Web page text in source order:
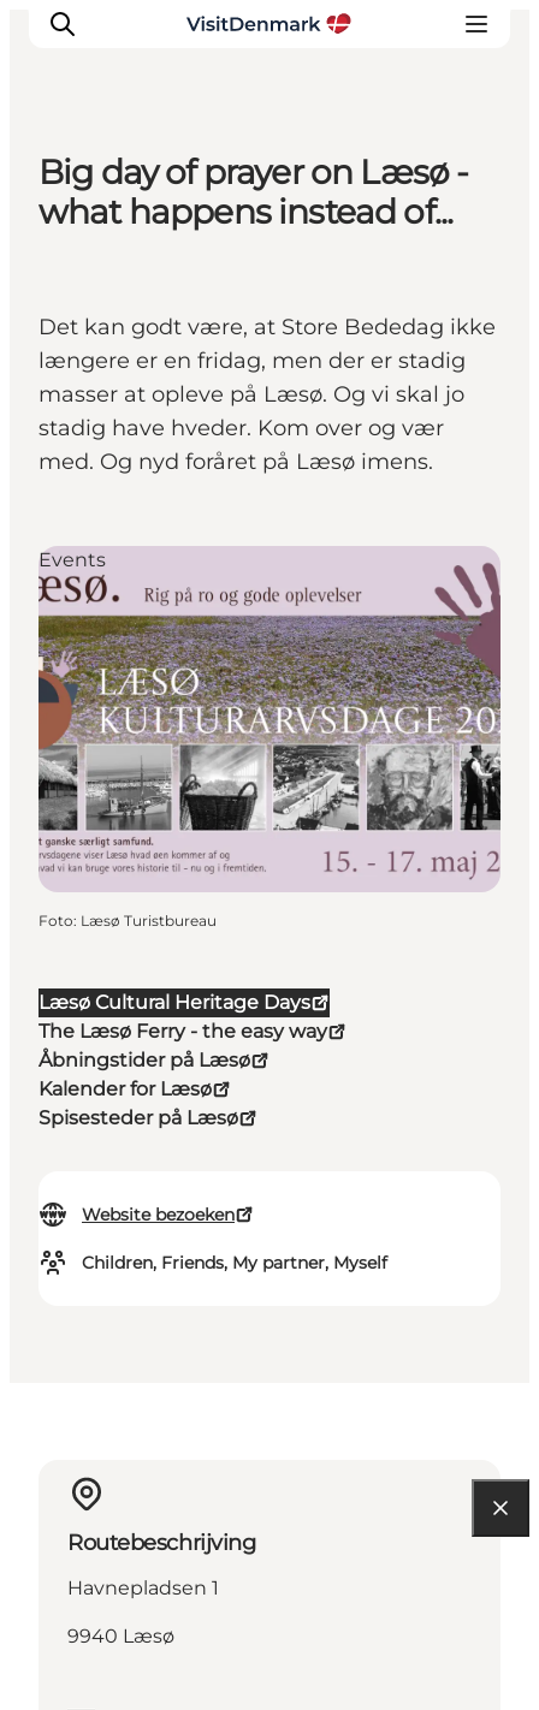
Inspiratie
Bestemmingen
Plan je reis
Big day of prayer on Læsø -
what happens instead of...
Det kan godt være, at Store Bededag ikke
længere er en fridag, men der er stadig
masser at opleve på Læsø. Og vi skal jo
stadig have hveder. Kom over og vær
med. Og nyd foråret på Læsø imens.
Læsø Cultural Heritage Days
The Læsø Ferry - the easy way
Åbningstider på Læsø
Kalender for Læsø
Spisesteder på Læsø
Website bezoeken
Children, Friends, My partner, Myself
Events
Foto: Læsø Turistbureau
Routebeschrijving
Havnepladsen 1
9940 Læsø